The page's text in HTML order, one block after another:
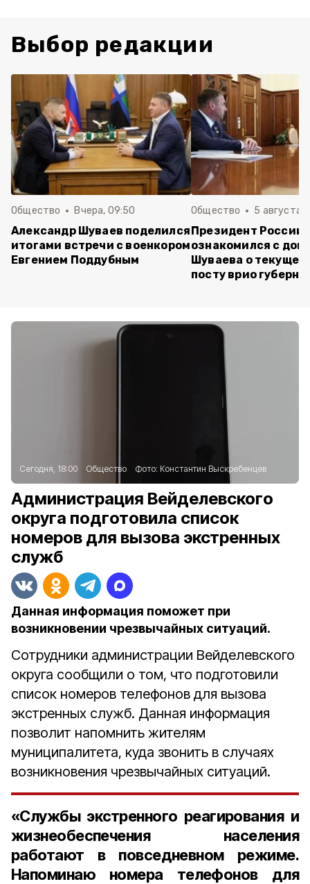
Выбор редакции
Общество Вчера, 09:50
Александр Шуваев поделился
итогами встречи с военкором
Евгением Поддубным
Общество 5 августа ,
Президент России
ознакомился с
Шуваева о текущей
посту врио
Сегодня, 18:00 Общество Фото: Константин Выскребенцев
Администрация Вейделевского
округа подготовила список
номеров для вызова экстренных
служб
Данная информация поможет при
возникновении чрезвычайных ситуаций.
Сотрудники администрации Вейделевского
округа сообщили о том, что подготовили
список номеров телефонов для вызова
экстренных служб. Данная информация
позволит напомнить жителям
муниципалитета, куда звонить в случаях
возникновения чрезвычайных ситуаций.
«Службы экстренного реагирования и
жизнеобеспечения населения
работают в повседневном режиме.
Напоминаю номера телефонов для